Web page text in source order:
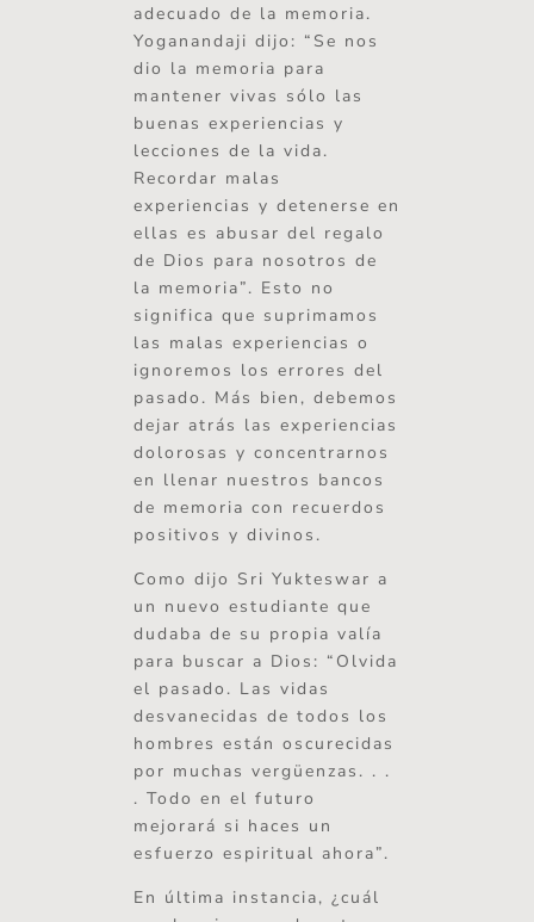
adecuado de la memoria.
Yoganandaji dijo: “Se nos
dio la memoria para
mantener vivas sólo las
buenas experiencias y
lecciones de la vida.
Recordar malas
experiencias y detenerse en
ellas es abusar del regalo
de Dios para nosotros de
la memoria”. Esto no
significa que suprimamos
las malas experiencias o
ignoremos los errores del
pasado. Más bien, debemos
dejar atrás las experiencias
dolorosas y concentrarnos
en llenar nuestros bancos
de memoria con recuerdos
positivos y divinos.
Como dijo Sri Yukteswar a
un nuevo estudiante que
dudaba de su propia valía
para buscar a Dios: “Olvida
el pasado. Las vidas
desvanecidas de todos los
hombres están oscurecidas
por muchas vergüenzas. . .
. Todo en el futuro
mejorará si haces un
esfuerzo espiritual ahora”.
En última instancia, ¿cuál